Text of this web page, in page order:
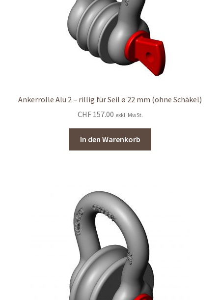
Ankerrolle Alu 2 – rillig für Seil ø 22 mm (ohne Schäkel)
CHF157.00 exkl. MwSt.
In den Warenkorb